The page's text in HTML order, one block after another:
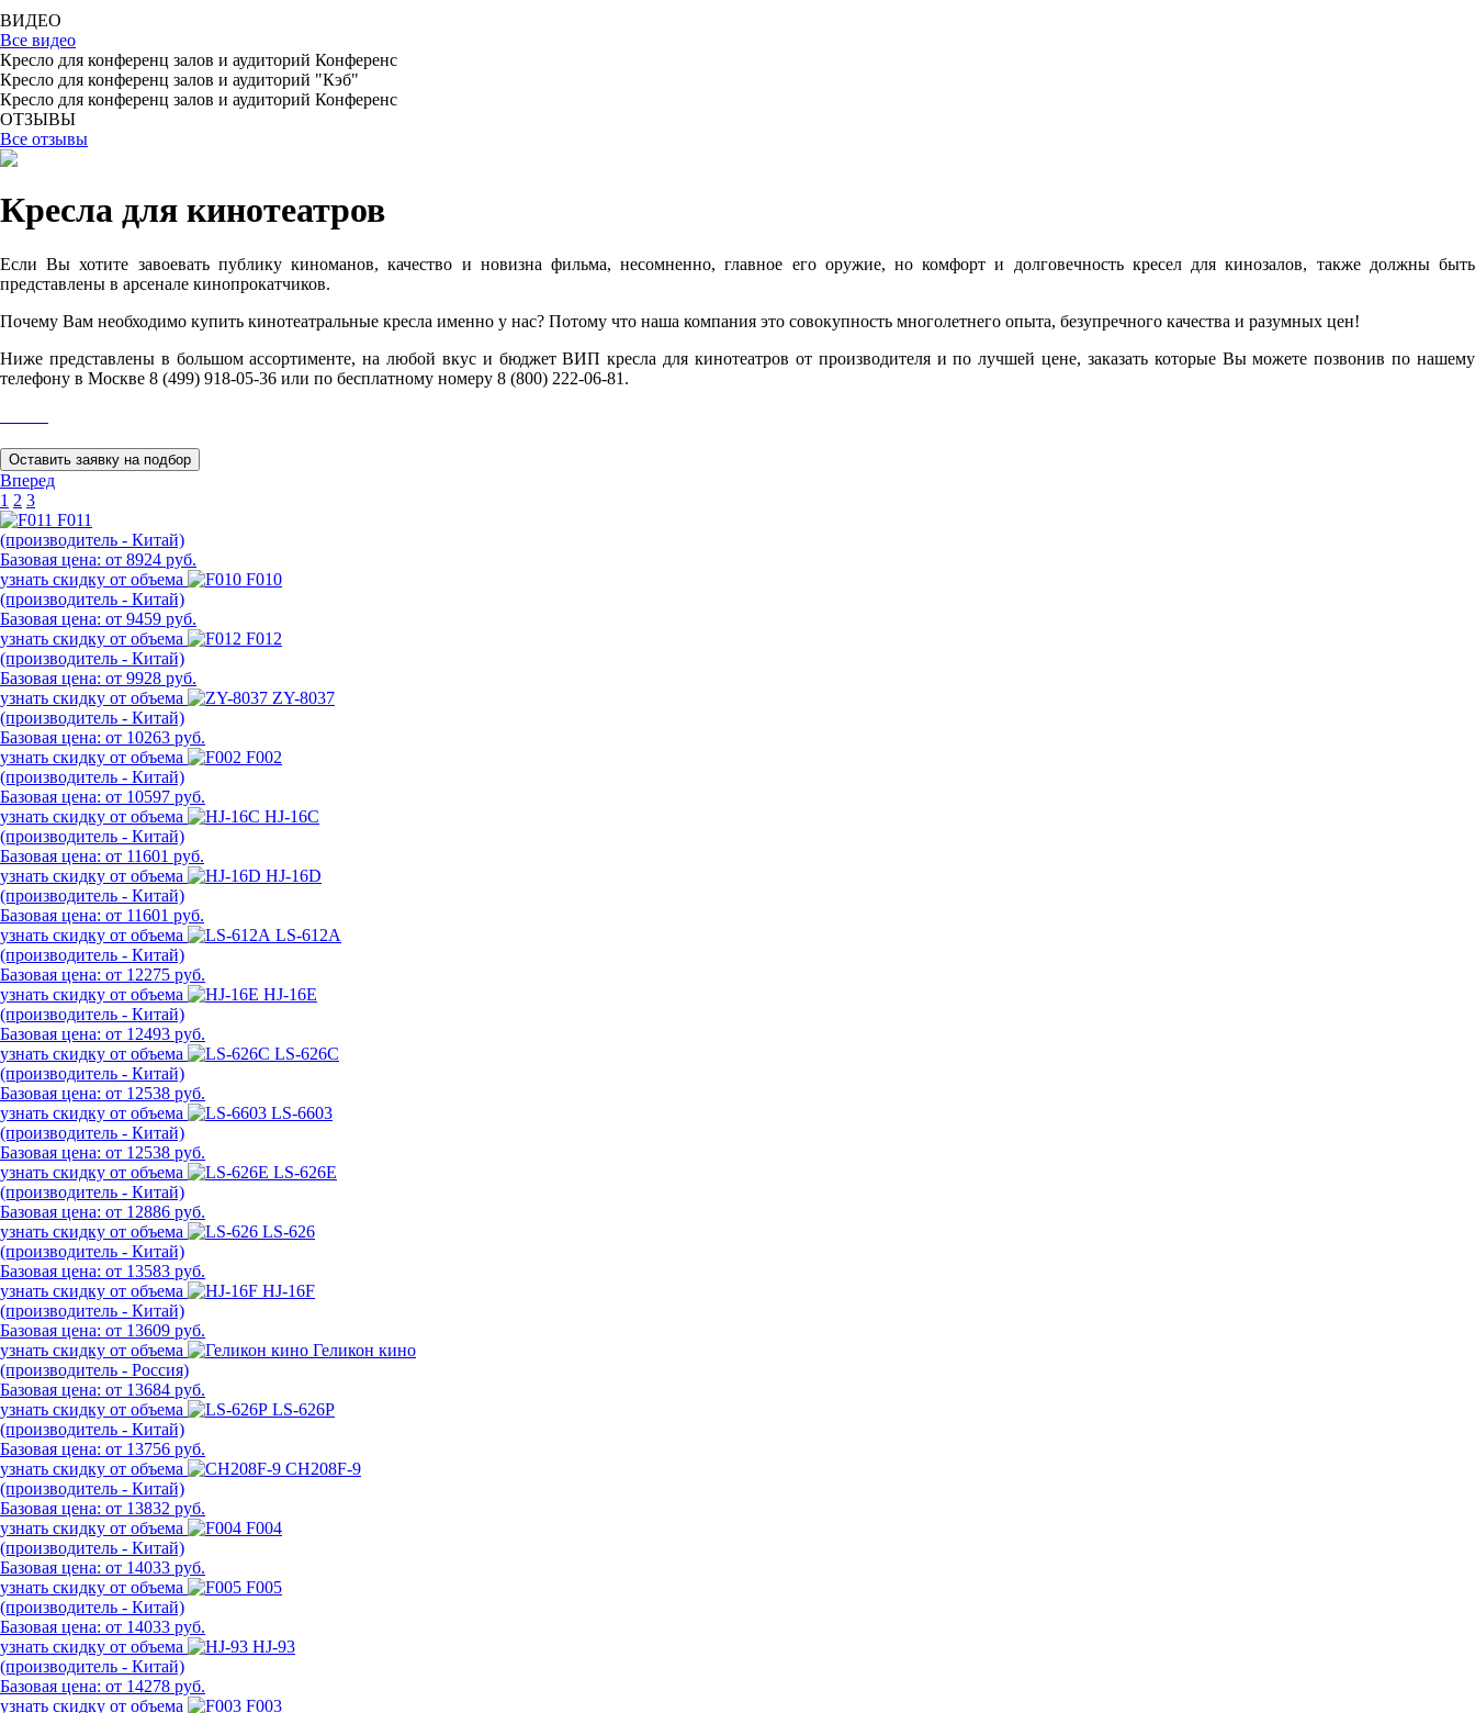
ВИДЕО
Все видео
Кресло для конференц залов и аудиторий Конференс
Кресло для конференц залов и аудиторий "Кэб"
Кресло для конференц залов и аудиторий Конференс
ОТЗЫВЫ
Все отзывы
Кресла для кинотеатров
Если Вы хотите завоевать публику киноманов, качество и новизна фильма, несомненно, главное его оружие, но комфорт и долговечность кресел для кинозалов, также должны быть
представлены в арсенале кинопрокатчиков.
Почему Вам необходимо купить кинотеатральные кресла именно у нас? Потому что наша компания это совокупность многолетнего опыта, безупречного качества и разумных цен!
Ниже представлены в большом ассортименте, на любой вкус и бюджет ВИП кресла для кинотеатров от производителя и по лучшей цене, заказать которые Вы можете позвонив по нашему
телефону в Москве 8 (499) 918-05-36 или по бесплатному номеру 8 (800) 222-06-81.
Вперед
1 2 3
F011
(производитель - Китай)
Базовая цена: от 8924 руб.
узнать скидку от объема
F010
(производитель - Китай)
Базовая цена: от 9459 руб.
узнать скидку от объема
F012
(производитель - Китай)
Базовая цена: от 9928 руб.
узнать скидку от объема
ZY-8037
(производитель - Китай)
Базовая цена: от 10263 руб.
узнать скидку от объема
F002
(производитель - Китай)
Базовая цена: от 10597 руб.
узнать скидку от объема
HJ-16C
(производитель - Китай)
Базовая цена: от 11601 руб.
узнать скидку от объема
HJ-16D
(производитель - Китай)
Базовая цена: от 11601 руб.
узнать скидку от объема
LS-612A
(производитель - Китай)
Базовая цена: от 12275 руб.
узнать скидку от объема
HJ-16E
(производитель - Китай)
Базовая цена: от 12493 руб.
узнать скидку от объема
LS-626C
(производитель - Китай)
Базовая цена: от 12538 руб.
узнать скидку от объема
LS-6603
(производитель - Китай)
Базовая цена: от 12538 руб.
узнать скидку от объема
LS-626E
(производитель - Китай)
Базовая цена: от 12886 руб.
узнать скидку от объема
LS-626
(производитель - Китай)
Базовая цена: от 13583 руб.
узнать скидку от объема
HJ-16F
(производитель - Китай)
Базовая цена: от 13609 руб.
узнать скидку от объема
Геликон кино
(производитель - Россия)
Базовая цена: от 13684 руб.
узнать скидку от объема
LS-626P
(производитель - Китай)
Базовая цена: от 13756 руб.
узнать скидку от объема
CH208F-9
(производитель - Китай)
Базовая цена: от 13832 руб.
узнать скидку от объема
F004
(производитель - Китай)
Базовая цена: от 14033 руб.
узнать скидку от объема
F005
(производитель - Китай)
Базовая цена: от 14033 руб.
узнать скидку от объема
HJ-93
(производитель - Китай)
Базовая цена: от 14278 руб.
узнать скидку от объема
F003